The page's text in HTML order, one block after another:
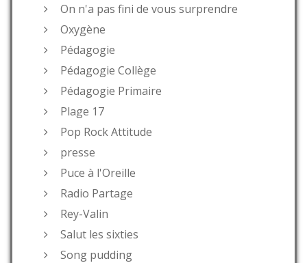
On n'a pas fini de vous surprendre
Oxygène
Pédagogie
Pédagogie Collège
Pédagogie Primaire
Plage 17
Pop Rock Attitude
presse
Puce à l'Oreille
Radio Partage
Rey-Valin
Salut les sixties
Song pudding